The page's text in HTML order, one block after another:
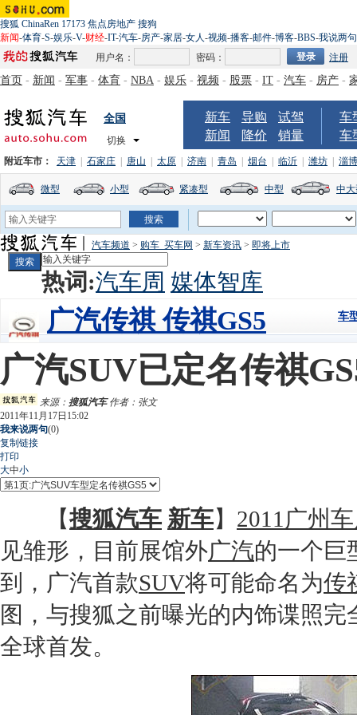
搜狐 ChinaRen 17173 焦点房地产 搜狗
新闻-体育-S-娱乐-V-财经-IT-汽车-房产-家居-女人-视频-播客-邮件-博客-BBS-我说两句
用户名：
密码： 注册
首页 - 新闻 - 军事 - 体育 - NBA - 娱乐 - 视频 - 股票 - IT - 汽车 - 房产 -
全国
切换
新车 导购
试驾
新闻
降价 销量
车
车
附近车市： 天津 石家庄 唐山 太原 济南 青岛 烟台 临沂 潍坊 淄博
微型 小型 紧凑型 中型 中
汽车频道 > 购车_买车网 > 新车资讯 > 即将上市
热词:汽车周 媒体智库
车
广汽传祺 传祺GS5
广汽SUV已定名传祺
来源： 搜狐汽车作者：张文
2011年11月17日15:02
我来说两句(0)
复制链接
打印
大中小
【搜狐汽车 新车】 2011广州
见雏形，目前展馆外广汽的一个巨
到， 广汽首款SUV将可能命名为传
图，与搜狐之前曝光的内饰谍照完
全球首发。